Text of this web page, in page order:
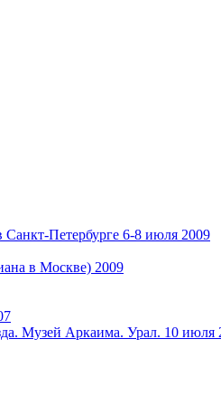
Петербурге 6-8 июля 2009
в Москве) 2009
Музей Аркаима. Урал. 10 июля